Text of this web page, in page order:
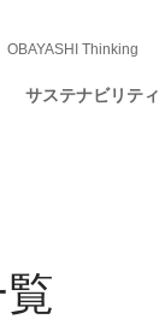
サステナビリティ
OBAYASHI Thinking